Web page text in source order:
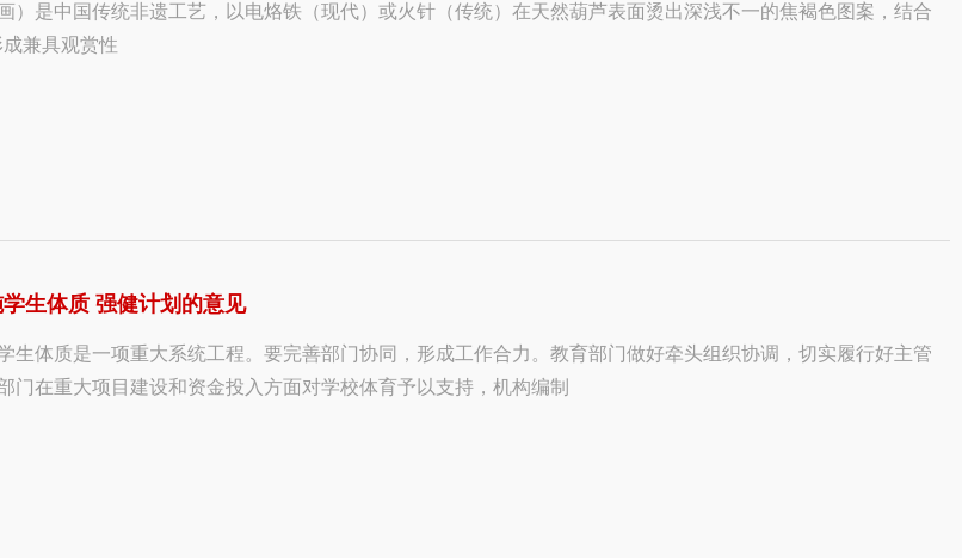
）是中国传统非遗工艺，以电烙铁（现代）或火针（传统）在天然葫芦表面烫出深浅不一的焦褐色图案，结合
兼具观赏性
生体质 强健计划的意见
生体质是一项重大系统工程。要完善部门协同，形成工作合力。教育部门做好牵头组织协调，切实履行好主管
门在重大项目建设和资金投入方面对学校体育予以支持，机构编制